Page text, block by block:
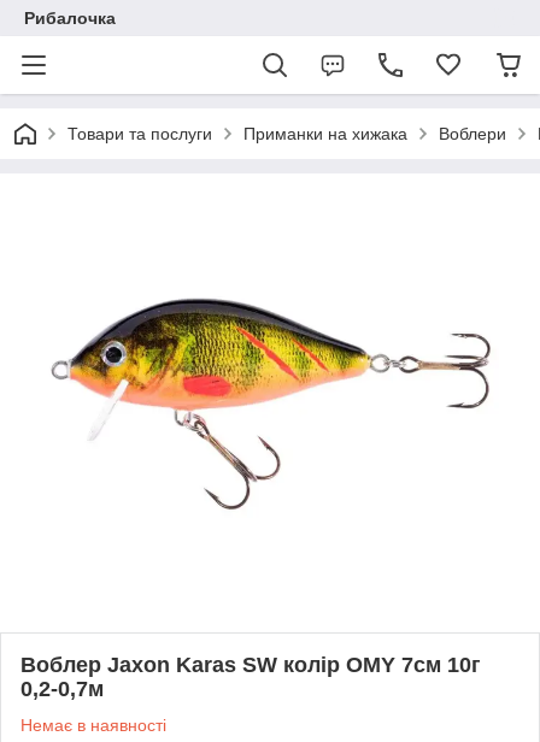
Рибалочка
Товари та послуги Приманки на хижака Воблери
Воблер Jaxon Karas SW колір OMY 7см 10г
0,2-0,7м
Немає в наявності